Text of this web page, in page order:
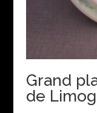
Grand
de